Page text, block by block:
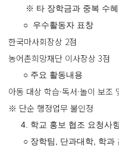
※ 타 장학금과 중복 수혜
○ 우수활동자 표창
한국마사회장상 2점
농어촌희망재단 이사장상 3점
○ 주요 활동내용
아동 대상 학습·독서·놀이 보조
※ 단순 행정업무 불인정
4. 학교 홍보 협조 요청사
○ 장학팀, 단과대학, 학과 홈